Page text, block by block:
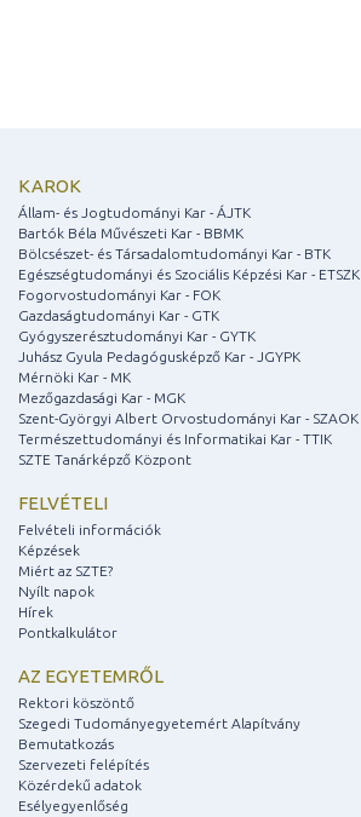
KAROK
Állam- és Jogtudományi Kar - ÁJTK
Bartók Béla Művészeti Kar - BBMK
Bölcsészet- és Társadalomtudományi Kar - BTK
Egészségtudományi és Szociális Képzési Kar - ETSZK
Fogorvostudományi Kar - FOK
Gazdaságtudományi Kar - GTK
Gyógyszerésztudományi Kar - GYTK
Juhász Gyula Pedagógusképző Kar - JGYPK
Mérnöki Kar - MK
Mezőgazdasági Kar - MGK
Szent-Györgyi Albert Orvostudományi Kar - SZAOK
Természettudományi és Informatikai Kar - TTIK
SZTE Tanárképző Központ
FELVÉTELI
Felvételi információk
Képzések
Miért az SZTE?
Nyílt napok
Hírek
Pontkalkulátor
AZ EGYETEMRŐL
Rektori köszöntő
Szegedi Tudományegyetemért Alapítvány
Bemutatkozás
Szervezeti felépítés
Közérdekű adatok
Esélyegyenlőség